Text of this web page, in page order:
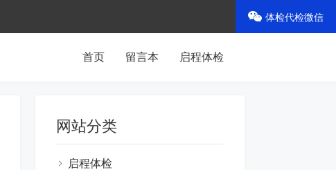
首页 留言本 启程体检
网站分类
启程体检
体检代检微信